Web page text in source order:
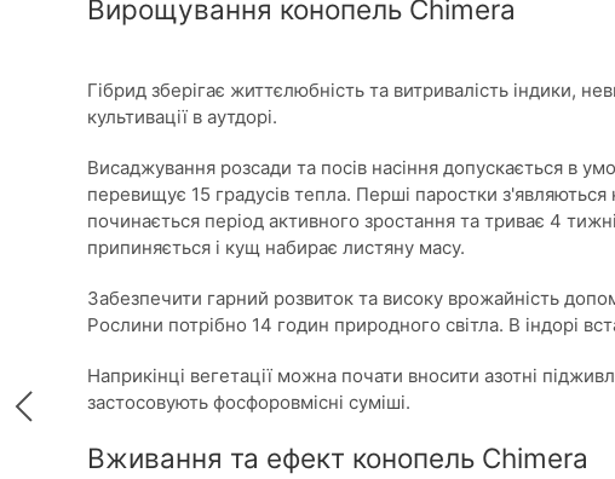
Вирощування конопель Chimera
Гібрид зберігає життєлюбність та витривалість індики,
культивації в аутдорі.
Висаджування розсади та посів насіння допускається в
перевищує 15 градусів тепла. Перші паростки
починається період активного зростання та триває 4
припиняється і кущ набирає листяну масу.
Забезпечити гарний розвиток та високу врожайність
Рослини потрібно 14 годин природного світла. В індорі
Наприкінці вегетації можна почати вносити азотні
застосовують фосфоровмісні суміші.
Вживання та ефект конопель Chimera